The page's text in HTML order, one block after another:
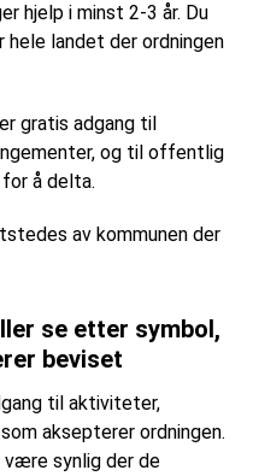
hjelp i minst 2-3 år. Du
hele landet der ordningen
gratis adgang til
og til offentlig
å delta.
av kommunen der
se etter symbol,
beviset
til aktiviteter,
aksepterer ordningen.
synlig der de